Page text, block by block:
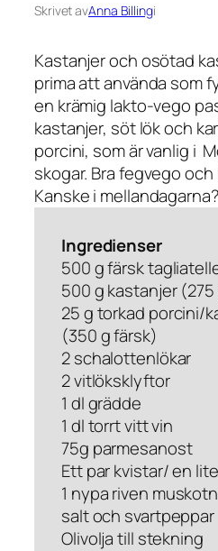
Skrivet avAnna Billingi
Kastanjer och osötad
prima att använda som
en krämig lakto-vego
kastanjer, söt lök och
porcini, som är vanlig i
skogar. Bra fegvego
Kanske i mellandagarna?
Ingredienser
500 g färsk
500 g kastanjer
25 g torkad porcini/
(350 g färsk)
2 schalottenlökar
2 vitlöksklyftor
1 dl grädde
1 dl torrt vitt vin
75g parmesanost
Ett par kvistar/ en
1 nypa riven
salt och svartpeppar
Olivolja till stekning